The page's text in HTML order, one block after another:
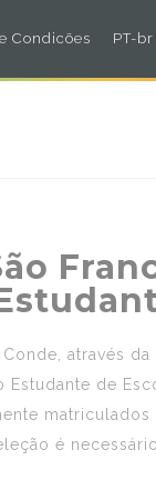
Condicões PT-br
através
de
é